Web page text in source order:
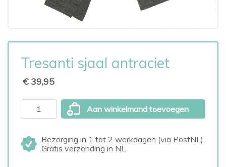
Tresanti sjaal antraciet
€ 39,95
Aan winkelmand toevoegen
Bezorging in 1 tot 2 werkdagen (via PostNL)
Gratis verzending in NL